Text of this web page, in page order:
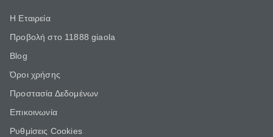
Η Εταιρεία
Προβολή στο 11888 giaola
Blog
Όροι χρήσης
Προστασία Δεδομένων
Επικοινωνία
Ρυθμίσεις Cookies